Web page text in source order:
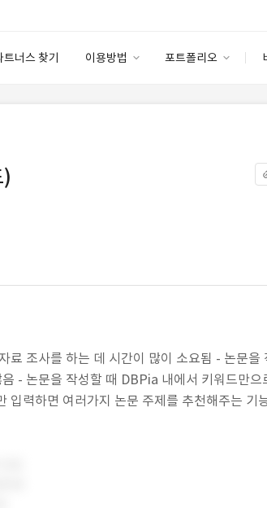
트너스 찾기 이용방법 포트폴리오
조사를 하는 데 시간이 많이 소요됨 - 논문을
- 논문을 작성할 때 DBPia 내에서 키워드만으
입력하면 여러가지 논문 주제를 추천해주는 기